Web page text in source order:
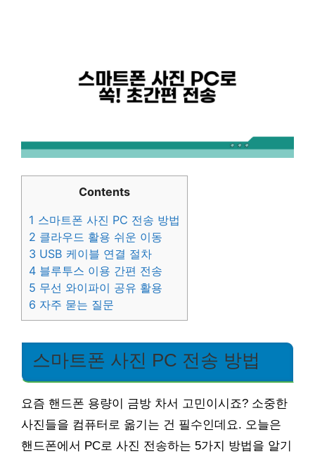
Contents
1 스마트폰 사진 PC 전송 방법
2 클라우드 활용 쉬운 이동
3 USB 케이블 연결 절차
4 블루투스 이용 간편 전송
5 무선 와이파이 공유 활용
6 자주 묻는 질문
스마트폰 사진 PC 전송 방법
요즘 핸드폰 용량이 금방 차서 고민이시죠? 소중한
사진들을 컴퓨터로 옮기는 건 필수인데요. 오늘은
핸드폰에서 PC로 사진 전송하는 5가지 방법을 알기